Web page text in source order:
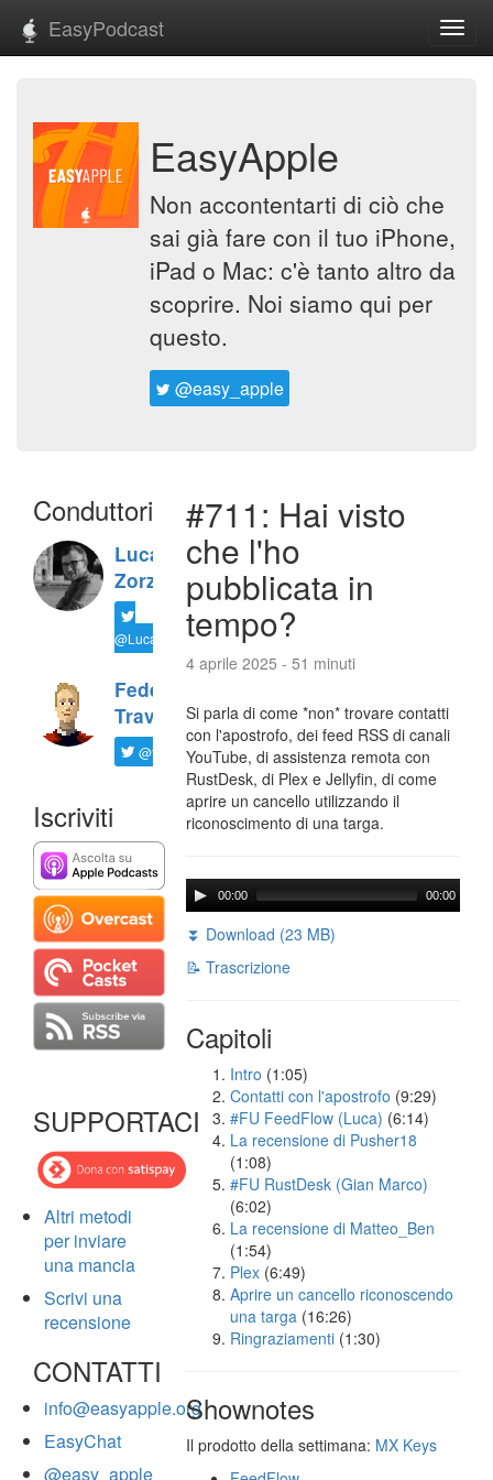
EasyPodcast
EasyApple
Non accontentarti di ciò che
sai già fare con il tuo iPhone,
iPad o Mac: c'è tanto altro da
scoprire. Noi siamo qui per
questo.
@easy_apple
Conduttori
Luca
Zorzi
@LucaTNT
Federico
Travaini
@ftrava
Iscriviti
SUPPORTACI
Altri metodi
per inviare
una mancia
Scrivi una
recensione
CONTATTI
info@easyapple.org
EasyChat
@easy_apple
#711: Hai visto
che l'ho
pubblicata in
tempo?
4 aprile 2025 - 51 minuti
Si parla di come *non* trovare contatti
con l'apostrofo, dei feed RSS di canali
YouTube, di assistenza remota con
RustDesk, di Plex e Jellyfin, di come
aprire un cancello utilizzando il
riconoscimento di una targa.
00:00 00:00
⏬ Download (23 MB)
📝 Trascrizione
Capitoli
Intro (1:05)
Contatti con l'apostrofo (9:29)
#FU FeedFlow (Luca) (6:14)
La recensione di Pusher18
(1:08)
#FU RustDesk (Gian Marco)
(6:02)
La recensione di Matteo_Ben
(1:54)
Plex (6:49)
Aprire un cancello riconoscendo
una targa (16:26)
Ringraziamenti (1:30)
Shownotes
Il prodotto della settimana: MX Keys